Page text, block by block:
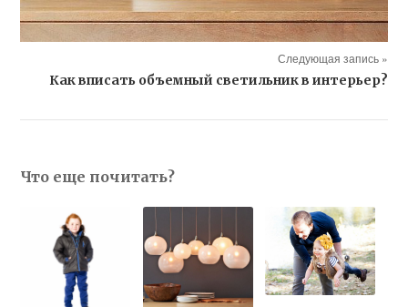
Следующая запись »
Как вписать объемный светильник в интерьер?
Что еще почитать?